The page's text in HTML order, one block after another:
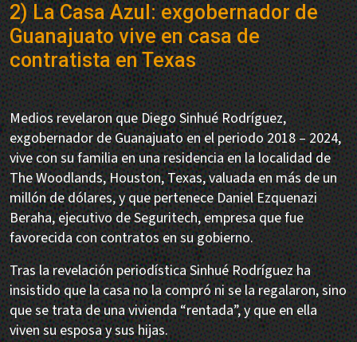
2) La Casa Azul: exgobernador de
Guanajuato vive en casa de
contratista en Texas
Medios revelaron que Diego Sinhué Rodríguez,
exgobernador de Guanajuato en el periodo 2018 – 2024,
vive con su familia en una residencia en la localidad de
The Woodlands, Houston, Texas, valuada en más de un
millón de dólares, y que pertenece Daniel Ezquenazi
Beraha, ejecutivo de Seguritech, empresa que fue
favorecida con contratos en su gobierno.
Tras la revelación periodística Sinhué Rodríguez ha
insistido que la casa no la compró ni se la regalaron, sino
que se trata de una vivienda “rentada”, y que en ella
viven su esposa y sus hijas.